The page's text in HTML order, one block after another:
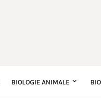
BIOLOGIE ANIMALE